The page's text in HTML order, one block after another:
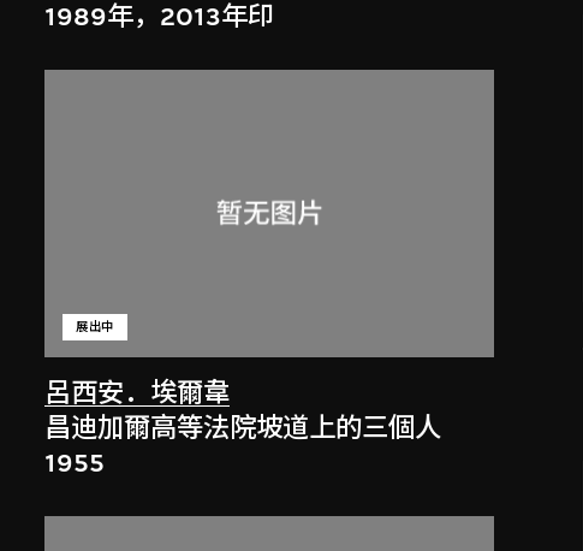
1989年，2013年印
呂西安．埃爾韋
展出中
昌迪加爾高等法院坡道上的三個人
1955